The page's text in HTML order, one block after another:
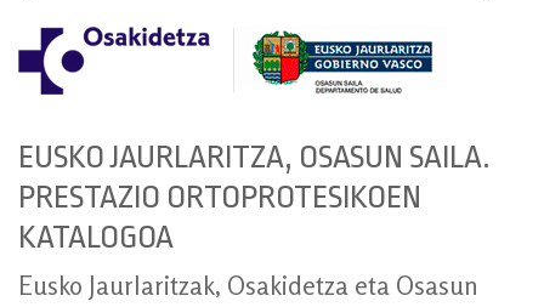
EUSKO JAURLARITZA, OSASUN SAILA.
PRESTAZIO ORTOPROTESIKOEN
KATALOGOA
Eusko Jaurlaritzak, Osakidetza eta Osasun